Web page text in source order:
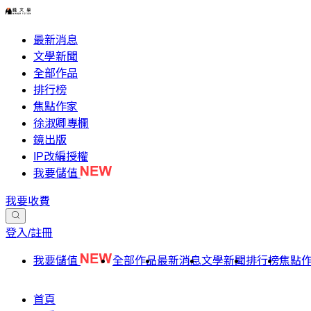
最新消息
文學新聞
全部作品
排行榜
焦點作家
徐淑卿專欄
鏡出版
IP改編授權
我要儲值
我要收費
登入/註冊
我要儲值 全部作品最新消息文學新聞排行榜焦點
首頁